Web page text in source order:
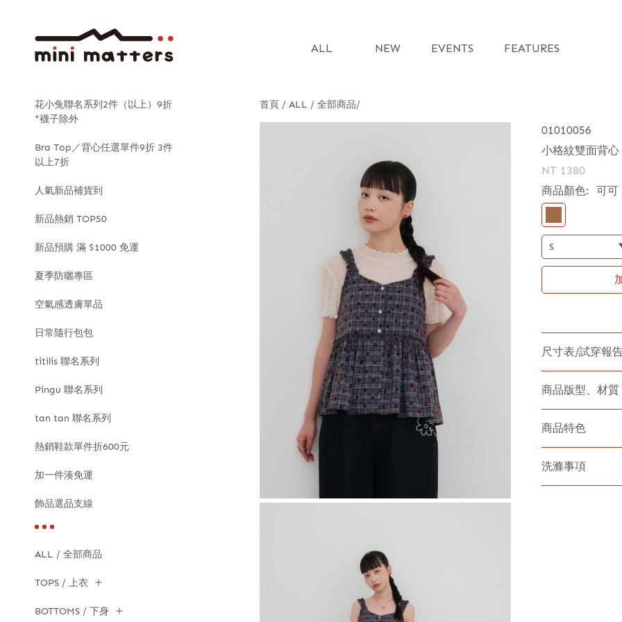
ALL NEW EVENTS FEATURES
花小兔聯名系列2件（以上）9折
*襪子除外
Bra Top／背心任選單件9折 3件
以上7折
人氣新品補貨到
新品熱銷 TOP50
新品預購 滿 $1000 免運
夏季防曬專區
空氣感透膚單品
日常隨行包包
titilis 聯名系列
Pingu 聯名系列
tan tan 聯名系列
熱銷鞋款單件折600元
加一件湊免運
飾品選品支線
ALL / 全部商品
TOPS / 上衣
BOTTOMS / 下身
首頁 ALL / 全部商品
01010056
小格紋雙面背心
NT 1380
商品顏色: 可可
尺寸表/試穿報
商品版型、材質
商品特色
洗滌事項